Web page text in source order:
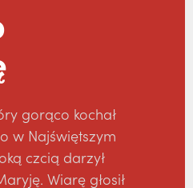
gorąco kochał
w Najświętszym
czcią darzył
Wiarę głosił